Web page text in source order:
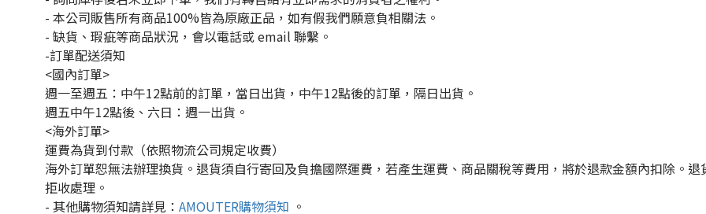
- 本公司販售所有商品100%皆為原廠正品，如有假我們願意負相關法。
- 缺貨、瑕疵等商品狀況，會以電話或 email 聯繫。
-訂單配送須知
<國內訂單>
週一至週五：中午12點前的訂單，當日出貨，中午12點後的訂單，隔日出貨。
週五中午12點後、六日：週一出貨。
<海外訂單>
運費為貨到付款（依照物流公司規定收費）
海外訂單恕無法辦理換貨。退貨須自行寄回及負擔國際運費，若產生運費、商品關稅等費用，將於退款金額內扣除。
拒收處理。
- 其他購物須知請詳見： AMOUTER購物須知 。